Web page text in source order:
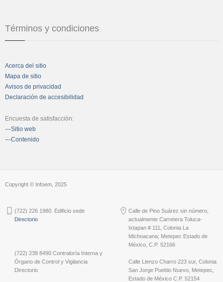
Términos y condiciones
Acerca del sitio
Mapa de sitio
Avisos de privacidad
Declaración de accesibilidad
Encuesta de satisfacción:
---Sitio web
---Contenido
Copyright © Infoem, 2025
(722) 226 1980. Edificio sede
Directorio
(722) 238 8490 Contraloría Interna y
Órgano de Control y Vigilancia
Directorio
Calle de Pino Suárez sin número,
actualmente Carretera Toluca-
Ixtapan # 111, Colonia La
Michoacana; Metepec Estado de
México, C.P. 52166
Calle Lienzo Charro 223 sur, Colonia
San Jorge Pueblo Nuevo, Metepec,
Estado de México C.P. 52154